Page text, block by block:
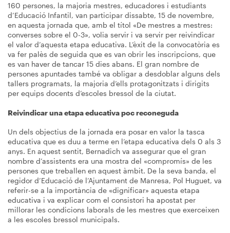
160 persones, la majoria mestres, educadores i estudiants
d’Educació Infantil, van participar dissabte, 15 de novembre,
en aquesta jornada que, amb el títol «De mestres a mestres:
converses sobre el 0-3», volia servir i va servir per reivindicar
el valor d’aquesta etapa educativa. L’èxit de la convocatòria es
va fer palès de seguida que es van obrir les inscripcions, que
es van haver de tancar 15 dies abans. El gran nombre de
persones apuntades també va obligar a desdoblar alguns dels
tallers programats, la majoria d’ells protagonitzats i dirigits
per equips docents d’escoles bressol de la ciutat.
Reivindicar una etapa educativa poc reconeguda
Un dels objectius de la jornada era posar en valor la tasca
educativa que es duu a terme en l’etapa educativa dels 0 als 3
anys. En aquest sentit, Bernadich va assegurar que el gran
nombre d’assistents era una mostra del «compromís» de les
persones que treballen en aquest àmbit. De la seva banda, el
regidor d’Educació de l’Ajuntament de Manresa, Pol Huguet, va
referir-se a la importància de «dignificar» aquesta etapa
educativa i va explicar com el consistori ha apostat per
millorar les condicions laborals de les mestres que exerceixen
a les escoles bressol municipals.